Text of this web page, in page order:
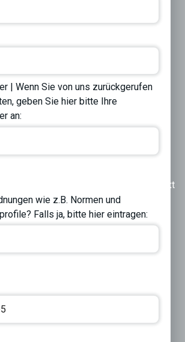
| Wenn Sie von uns zurückgerufen
geben Sie hier bitte Ihre
an:
Next
wie z.B. Normen und
Falls ja, bitte hier eintragen: